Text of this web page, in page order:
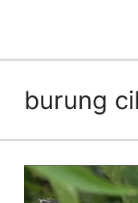
burung